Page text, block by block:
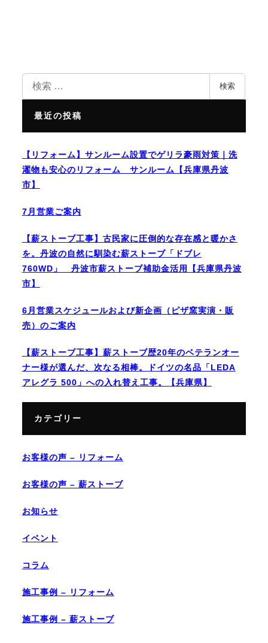
検索
最近の投稿
【リフォーム】サンルーム設置でゲリラ豪雨対策｜洗
濯物も安心のリフォーム サンルーム【兵庫県丹波
市】
7月営業ご案内
【薪ストーブ工事】古民家に圧倒的な存在感と暖かさ
を。丹波の自然に馴染む薪ストーブ「ドブレ
760WD」 丹波市薪ストーブ補助金活用【兵庫県丹波
市】
6月営業スケジュールおよび新企画（ピザ窯実演・販
売）のご案内
【薪ストーブ工事】薪ストーブ歴20年のベテランオー
ナー様が選んだ、次なる相棒。ドイツの名品「LEDA
アレグラ 500」への入れ替え工事。【兵庫県】
カテゴリー
お客様の声 – リフォーム
お客様の声 – 薪ストーブ
お知らせ
イベント
コラム
施工事例 – リフォーム
施工事例 – 薪ストーブ